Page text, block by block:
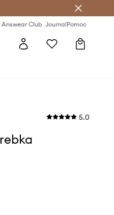
Answear Club JournalPomoc
5.0